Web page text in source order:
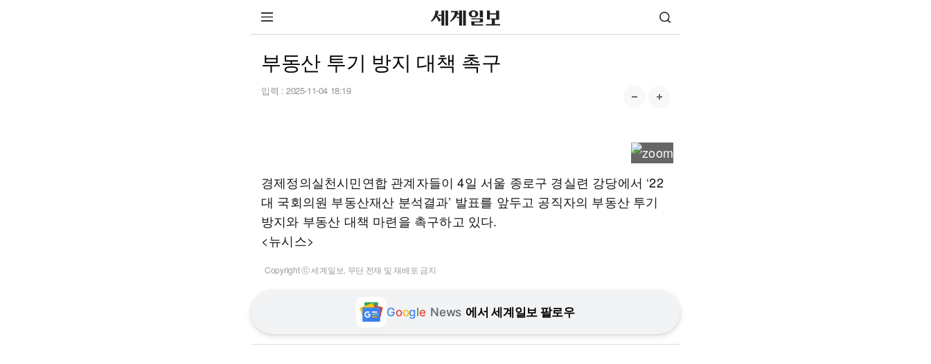
부동산 투기 방지 대책 촉구
입력 : 2025-11-04 18:19
경제정의실천시민연합 관계자들이 4일 서울 종로구 경실련 강당에서 ‘22
대 국회의원 부동산재산 분석결과’ 발표를 앞두고 공직자의 부동산 투기
방지와 부동산 대책 마련을 촉구하고 있다.
<뉴시스>
Copyright ⓒ 세계일보. 무단 전재 및 재배포 금지
Google News 에서 세계일보 팔로우